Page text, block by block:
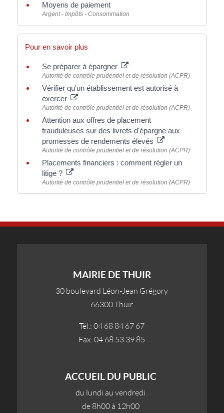
Moyens de paiement
Argent - Impôts - Consommation
Pour en savoir plus
Se préparer à épargner
Autorité de contrôle prudentiel et de résolution (ACPR)
Vérifier qu'un établissement est autorisé à
exercer
Autorité de contrôle prudentiel et de résolution (ACPR)
Attention aux offres de placement
frauduleuses sur des livrets d'épargne aux
promesses de rendements élevés
Autorité de contrôle prudentiel et de résolution (ACPR)
Placements financiers : comment régler un
litige ?
Autorité de contrôle prudentiel et de résolution (ACPR)
MAIRIE DE THUIR
30 boulevard Léon-Jean Grégory
66300 Thuir
Tél.: 04 68 84 67 67
Fax: 04 68 53 39 85
ACCUEIL DU PUBLIC
du lundi au vendredi
de 8h00 à 12h00